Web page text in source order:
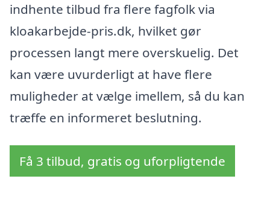
indhente tilbud fra flere fagfolk via
kloakarbejde-pris.dk, hvilket gør
processen langt mere overskuelig. Det
kan være uvurderligt at have flere
muligheder at vælge imellem, så du kan
træffe en informeret beslutning.
Få 3 tilbud, gratis og uforpligtende